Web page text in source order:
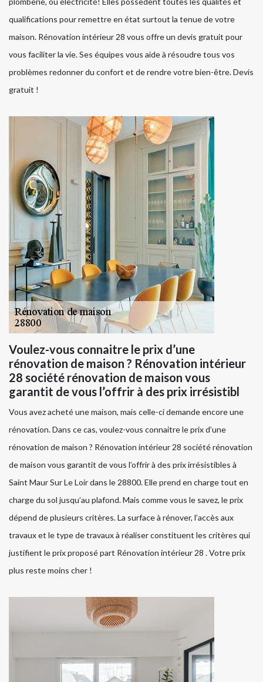
qualifications pour remettre en état surtout la tenue de votre
maison. Rénovation intérieur 28 vous offre un devis gratuit pour
vous faciliter la vie. Ses équipes vous aide à résoudre tous vos
problèmes redonner du confort et de rendre votre bien-être. Devis
gratuit !
Voulez-vous connaitre le prix d’une
rénovation de maison ? Rénovation intérieur
28 société rénovation de maison vous
garantit de vous l’offrir à des prix irrésistibl
Vous avez acheté une maison, mais celle-ci demande encore une
rénovation. Dans ce cas, voulez-vous connaitre le prix d’une
rénovation de maison ? Rénovation intérieur 28 société rénovation
de maison vous garantit de vous l’offrir à des prix irrésistibles à
Saint Maur Sur Le Loir dans le 28800. Elle prend en charge tout en
charge du sol jusqu’au plafond. Mais comme vous le savez, le prix
dépend de plusieurs critères. La surface à rénover, l’accès aux
travaux et le type de travaux à réaliser constituent les critères qui
justifient le prix proposé part Rénovation intérieur 28 . Votre prix
plus reste moins cher !